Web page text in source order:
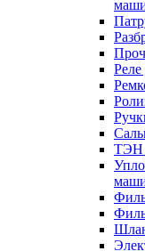
Реле
ТЭН